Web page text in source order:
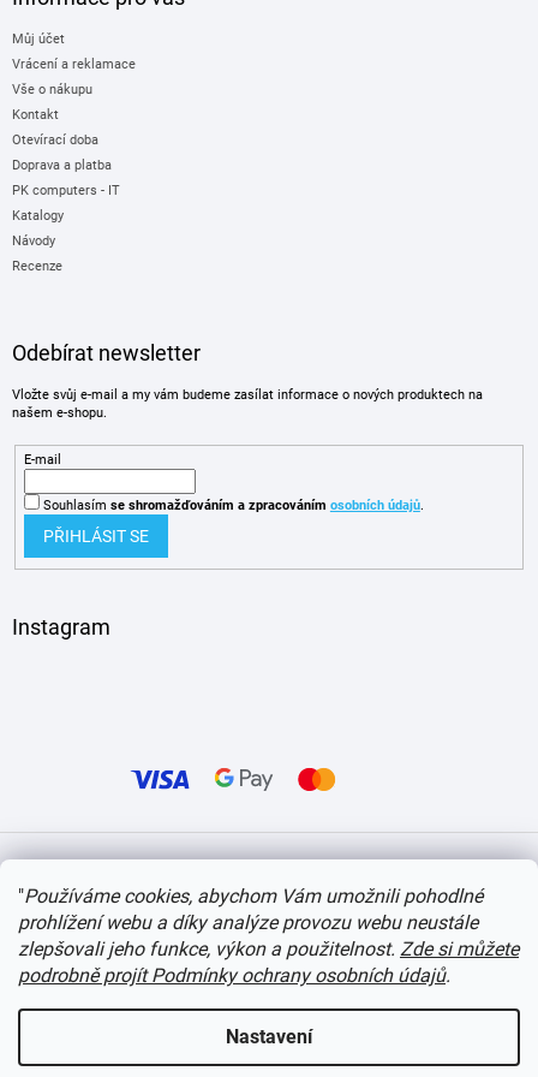
"Používáme cookies, abychom Vám umožnili pohodlné
prohlížení webu a díky analýze provozu webu neustále
zlepšovali jeho funkce, výkon a použitelnost. Zde si můžete
podrobně projít Podmínky ochrany osobních údajů.
Nastavení
Můj účet
Vrácení a reklamace
Vše o nákupu
Kontakt
Otevírací doba
Doprava a platba
PK computers - IT
Katalogy
Návody
Recenze
Odebírat newsletter
Vložte svůj e-mail a my vám budeme zasílat informace o nových produktech na
našem e-shopu.
E-mail
Souhlasím se shromažďováním a zpracováním osobních údajů.
PŘIHLÁSIT SE
Instagram
Copyright 2026 itvlaky.cz . Všechna práva vyhrazena. Upravit nastavení cookies